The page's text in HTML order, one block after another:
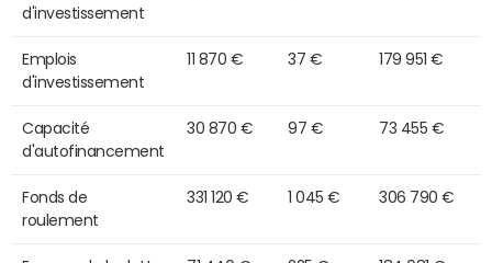
d'investissement
Emplois
d'investissement
11 870 € 37 € 179 951 €
Capacité
d'autofinancement
30 870 € 97 € 73 455 €
Fonds de
roulement
331 120 € 1 045 € 306 790 €